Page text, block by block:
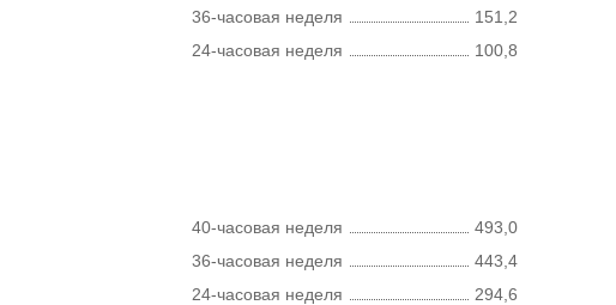
36-часовая неделя
151,2
24-часовая неделя
100,8
40-часовая неделя
493,0
36-часовая неделя
443,4
24-часовая неделя
294,6